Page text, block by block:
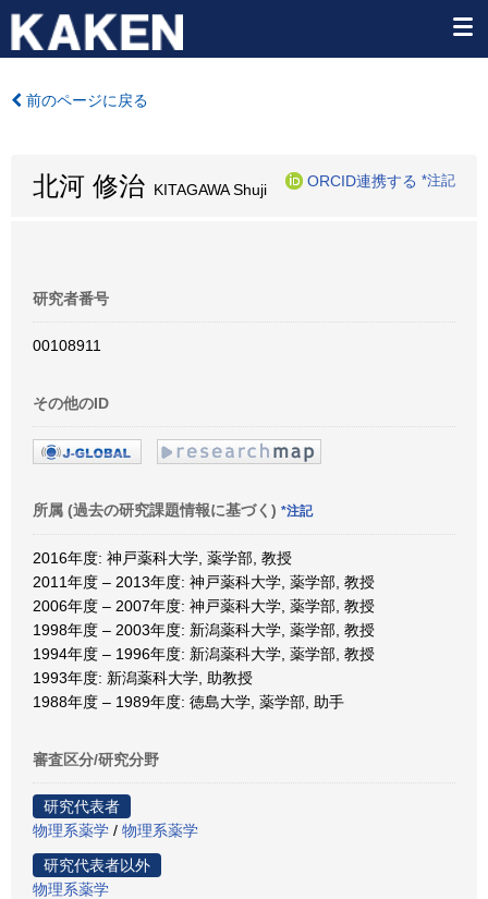
前のページに戻る
北河 修治 KITAGAWA Shuji
ORCID連携する *注記
研究者番号
00108911
その他のID
所属 (過去の研究課題情報に基づく) *注記
2016年度: 神戸薬科大学, 薬学部, 教授
2011年度 – 2013年度: 神戸薬科大学, 薬学部, 教授
2006年度 – 2007年度: 神戸薬科大学, 薬学部, 教授
1998年度 – 2003年度: 新潟薬科大学, 薬学部, 教授
1994年度 – 1996年度: 新潟薬科大学, 薬学部, 教授
1993年度: 新潟薬科大学, 助教授
1988年度 – 1989年度: 徳島大学, 薬学部, 助手
審査区分/研究分野
研究代表者
物理系薬学 / 物理系薬学
研究代表者以外
物理系薬学